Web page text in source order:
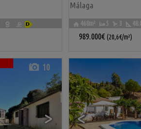
Málaga
468m² 5 3
989.000€ (20,6€/m²)
>
10
<